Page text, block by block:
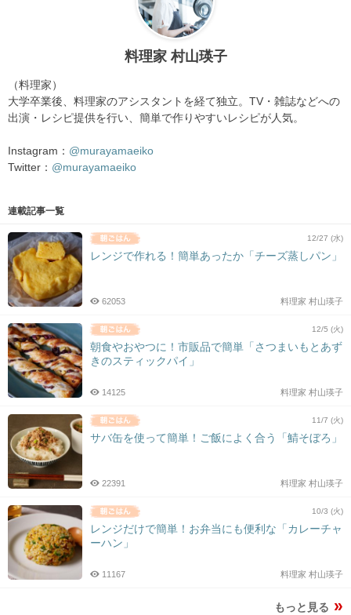
料理家 村山瑛子
（料理家）
大学卒業後、料理家のアシスタントを経て独立。TV・雑誌などへの
出演・レシピ提供を行い、簡単で作りやすいレシピが人気。
Instagram： @murayamaeiko
Twitter： @murayamaeiko
連載記事一覧
12/27 (水)
レンジで作れる！簡単あったか「チーズ蒸しパン」
料理家 村山瑛子
62053
12/5 (火)
朝食やおやつに！市販品で簡単「さつまいもとあず
きのスティックパイ」
料理家 村山瑛子
14125
11/7 (火)
サバ缶を使って簡単！ご飯によく合う「鯖そぼろ」
料理家 村山瑛子
22391
10/3 (火)
レンジだけで簡単！お弁当にも便利な「カレーチャ
ーハン」
料理家 村山瑛子
11167
もっと見る